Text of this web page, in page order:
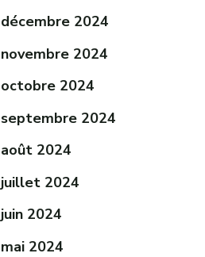
décembre 2024
novembre 2024
octobre 2024
septembre 2024
août 2024
juillet 2024
juin 2024
mai 2024